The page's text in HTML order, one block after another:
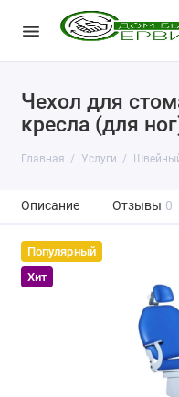
Чехол для
кресла (для
Главная Услуги
Описание Отзывы 0
Популярный
Хит